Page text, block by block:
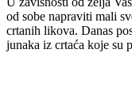
od sobe napraviti mali
crtanih likova. Danas
junaka iz crtaća koje su